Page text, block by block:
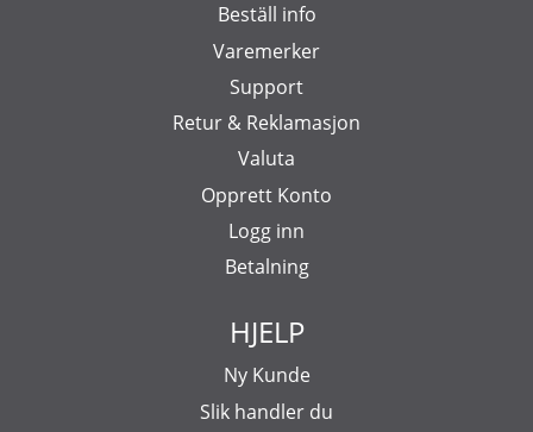
Beställ info
Varemerker
Support
Retur & Reklamasjon
Valuta
Opprett Konto
Logg inn
Betalning
HJELP
Ny Kunde
Slik handler du